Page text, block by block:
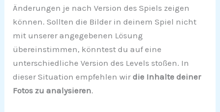
Änderungen je nach Version des Spiels zeigen
können. Sollten die Bilder in deinem Spiel nicht
mit unserer angegebenen Lösung
übereinstimmen, könntest du auf eine
unterschiedliche Version des Levels stoßen. In
dieser Situation empfehlen wirdie Inhalte deiner
Fotos zu analysieren.